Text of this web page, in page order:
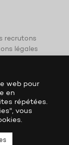
recrutons
légales
web pour
en
répétées.
vous